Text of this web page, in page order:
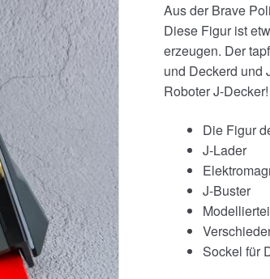
Aus der Brave
Diese Figur ist
erzeugen. Der
und Deckerd und
Roboter J-
Die Figur
J-Lader
J-Buster
Sockel für